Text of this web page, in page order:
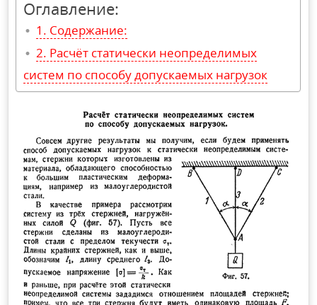
Оглавление:
Содержание:
Расчёт статически неопределимых
систем по способу допускаемых нагрузок